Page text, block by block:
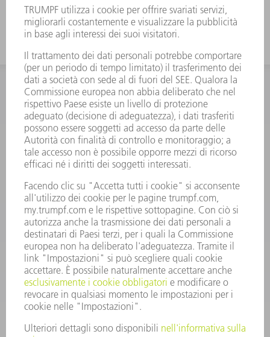
INFORMAZIONE
Domande frequenti
Condizioni generali di contratto
CONTATTO
RICAMBI TRUMPF ITALIA
lunedì a venerdì: 08:30 – 18:00
ricambi@trumpf.com
CONTATTO
UTENSILI TRUMPF ITALIA
+39 02 48489482
lunedì a venerdì: 08:00 – 18:00
utensili@trumpf.com